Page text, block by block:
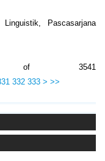
Pascasarjana
3541
332 333 > >>